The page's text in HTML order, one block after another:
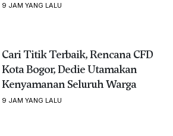
9 JAM YANG LALU
Cari Titik Terbaik, Rencana CFD
Kota Bogor, Dedie Utamakan
Kenyamanan Seluruh Warga
9 JAM YANG LALU